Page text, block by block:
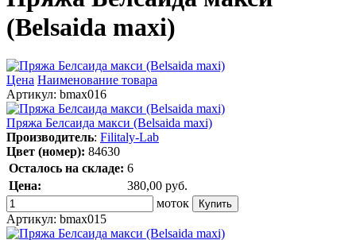
(Belsaida maxi)
Цена Наименование товара
Артикул: bmax016
Пряжа Белсаида макси (Belsaida maxi)
Производитель: Filitaly-Lab
Цвет (номер): 84630
Осталось на складе: 6
Цена:
380,00 руб.
моток
Артикул: bmax015